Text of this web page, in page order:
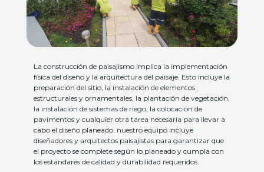
La construcción de paisajismo implica la implementación
física del diseño y la arquitectura del paisaje. Esto incluye la
preparación del sitio, la instalación de elementos
estructurales y ornamentales, la plantación de vegetación,
la instalación de sistemas de riego, la colocación de
pavimentos y cualquier otra tarea necesaria para llevar a
cabo el diseño planeado. nuestro equipo incluye
diseñadores y arquitectos paisajistas para garantizar que
el proyecto se complete según lo planeado y cumpla con
los estándares de calidad y durabilidad requeridos.